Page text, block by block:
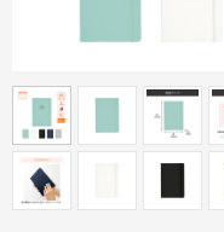
印刷色から探す
サイトメニュー